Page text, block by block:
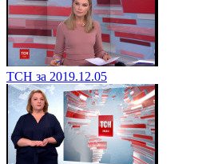
ТСН за 2019.12.05